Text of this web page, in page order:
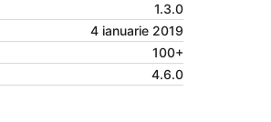
1.3.0
4 ianuarie 2019
100+
4.6.0